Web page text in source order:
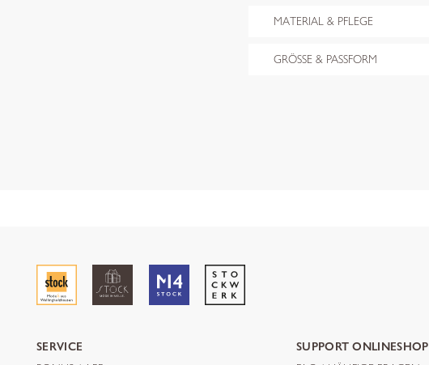
MATERIAL & PFLEGE
GRÖSSE & PASSFORM
SERVICE SUPPORT ONLINESHOP